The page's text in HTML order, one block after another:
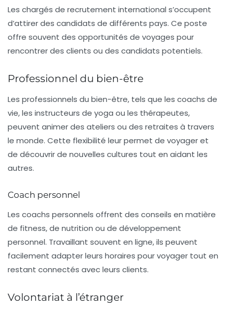
Les chargés de recrutement international s’occupent
d’attirer des candidats de différents pays. Ce poste
offre souvent des opportunités de voyages pour
rencontrer des clients ou des candidats potentiels.
Professionnel du bien-être
Les professionnels du bien-être, tels que les coachs de
vie, les instructeurs de yoga ou les thérapeutes,
peuvent animer des ateliers ou des retraites à travers
le monde. Cette flexibilité leur permet de voyager et
de découvrir de nouvelles cultures tout en aidant les
autres.
Coach personnel
Les coachs personnels offrent des conseils en matière
de fitness, de nutrition ou de développement
personnel. Travaillant souvent en ligne, ils peuvent
facilement adapter leurs horaires pour voyager tout en
restant connectés avec leurs clients.
Volontariat à l’étranger